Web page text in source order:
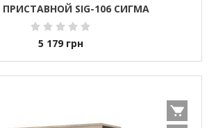
SIG-106 СИГМА
5 179 грн